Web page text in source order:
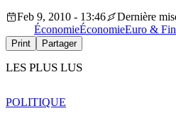
Feb 9, 2010 - 13:46
Dernière
ÉconomieÉconomieEuro &
Print Partager
LES PLUS LUS
POLITIQUE